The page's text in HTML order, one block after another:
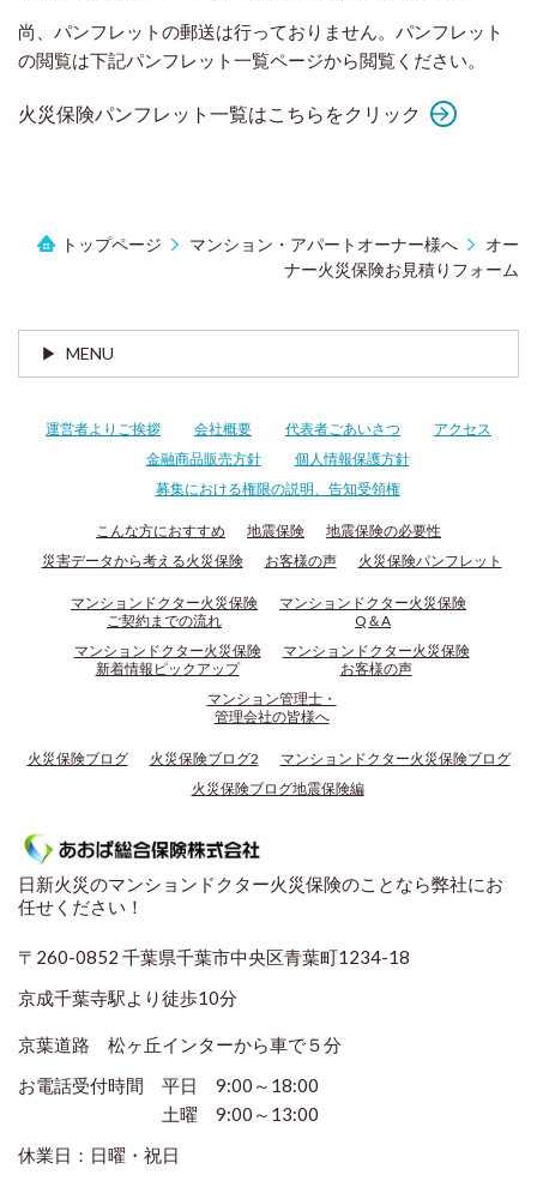
尚、パンフレットの郵送は行っておりません。パンフレット
の閲覧は下記パンフレット一覧ページから閲覧ください。
火災保険パンフレット一覧はこちらをクリック
トップページ マンション・アパートオーナー様へ
オー
ナー火災保険お見積りフォーム
MENU
運営者よりご挨拶 会社概要 代表者ごあいさつ
アクセス
金融商品販売方針
個人情報保護方針
募集における権限の説明、告知受領権
こんな方におすすめ 地震保険
地震保険の必要性
災害データから考える火災保険
お客様の声 火災保険パンフレット
マンションドクター火災保険
ご契約までの流れ
マンションドクター火災保険
Q＆A
マンションドクター火災保険
新着情報ピックアップ
マンションドクター火災保険
お客様の声
マンション管理士・
管理会社の皆様へ
火災保険ブログ 火災保険ブログ2
マンションドクター火災保険ブログ
火災保険ブログ地震保険編
日新火災のマンションドクター火災保険のことなら弊社にお
任せください！
〒260-0852 千葉県千葉市中央区青葉町1234-18
京成千葉寺駅より徒歩10分
京葉道路 松ヶ丘インターから車で５分
お電話受付時間 平日 9:00～18:00
土曜 9:00～13:00
休業日：日曜・祝日